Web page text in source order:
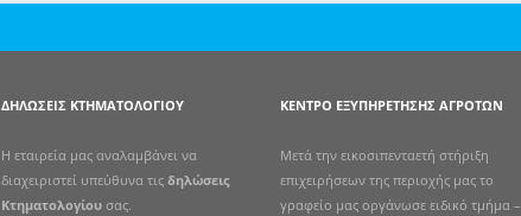
ΔΗΛΏΣΕΙΣ ΚΤΗΜΑΤΟΛΟΓΊΟΥ
Η εταιρεία μας αναλαμβάνει να
διαχειριστεί υπεύθυνα τις δηλώσεις
Κτηματολογίου σας.
ΚΈΝΤΡΟ ΕΞΥΠΗΡΈΤΗΣΗΣ ΑΓΡΟΤΏΝ
Μετά την εικοσιπενταετή στήριξη
επιχειρήσεων της περιοχής μας το
γραφείο μας οργάνωσε ειδικό τμήμα –